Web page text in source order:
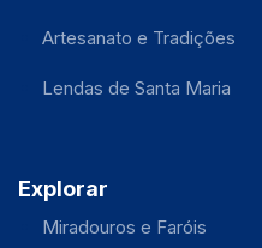
Artesanato e Tradições
Lendas de Santa Maria
Explorar
Miradouros e Faróis